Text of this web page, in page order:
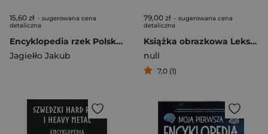
15,60 zł - sugerowana cena
detaliczna
Encyklopedia rzek Polski. Wisła - kilometraż
Jagiełło Jakub
79,00 zł - sugerowana cena
detaliczna
Książka obrazkowa Leksykon tom 2
null
7,0 (1)